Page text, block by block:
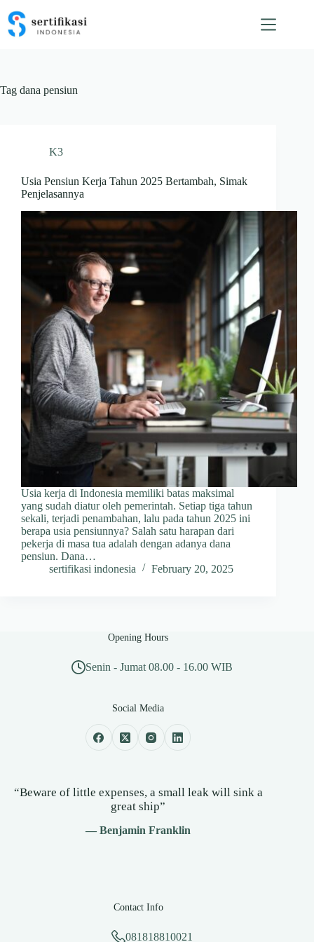
content
Tag dana pensiun
K3
Usia Pensiun Kerja Tahun 2025 Bertambah, Simak
Penjelasannya
Usia kerja di Indonesia memiliki batas maksimal
yang sudah diatur oleh pemerintah. Setiap tiga tahun
sekali, terjadi penambahan, lalu pada tahun 2025 ini
berapa usia pensiunnya? Salah satu harapan dari
pekerja di masa tua adalah dengan adanya dana
pensiun. Dana…
sertifikasi indonesia
February 20, 2025
Opening Hours
Senin - Jumat 08.00 - 16.00 WIB
Social Media
“Beware of little expenses, a small leak will sink a
great ship”
— Benjamin Franklin
Contact Info
081818810021